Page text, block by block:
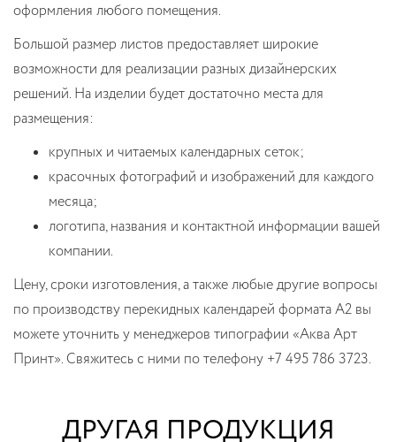
оформления любого помещения.
Большой размер листов предоставляет широкие
возможности для реализации разных дизайнерских
решений. На изделии будет достаточно места для
размещения:
крупных и читаемых календарных сеток;
красочных фотографий и изображений для каждого
месяца;
логотипа, названия и контактной информации вашей
компании.
Цену, сроки изготовления, а также любые другие вопросы
по производству перекидных календарей формата А2 вы
можете уточнить у менеджеров типографии «Аква Арт
Принт». Свяжитесь с ними по телефону +7 495 786 3723.
ДРУГАЯ ПРОДУКЦИЯ